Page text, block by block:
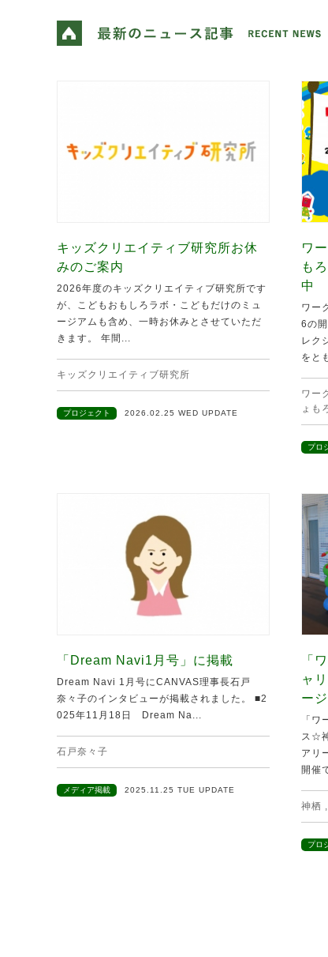
キッズクリエイティブ研究所お休
みのご案内
2026年度のキッズクリエイティブ研究所です
が、こどもおもしろラボ・こどもだけのミュ
ージアムも含め、一時お休みとさせていただ
きます。 年間...
キッズクリエイティブ研究所
プロジェクト 2026.02.25 WED UPDATE
ワ
も
中
ワー
6の
レク
をと
ワー
ょも
プロ
「Dream Navi1月号」に掲載
Dream Navi 1月号にCANVAS理事長石戸
奈々子のインタビューが掲載されました。 ■2
025年11月18日 Dream Na...
石戸奈々子
メディア掲載 2025.11.25 TUE UPDATE
「
ャ
ー
「
ス☆
アリ
開催
神栖 ,
プロ